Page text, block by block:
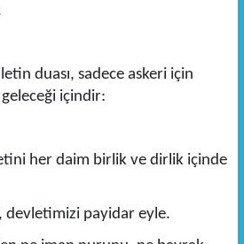
duası, sadece askeri için
içindir:
her daim birlik ve dirlik içinde
devletimizi payidar eyle.